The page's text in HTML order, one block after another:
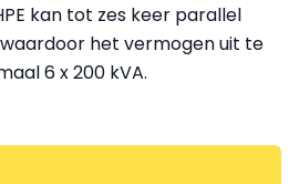
kan tot zes keer parallel
het vermogen uit te
6 x 200 kVA.